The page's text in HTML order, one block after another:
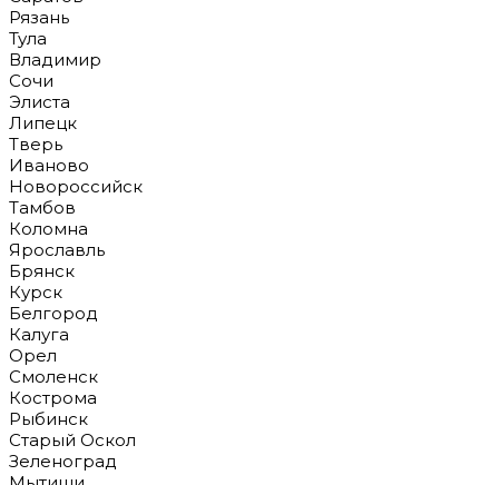
Рязань
Тула
Владимир
Сочи
Элиста
Липецк
Тверь
Иваново
Новороссийск
Тамбов
Коломна
Ярославль
Брянск
Курск
Белгород
Калуга
Орел
Смоленск
Кострома
Рыбинск
Старый Оскол
Зеленоград